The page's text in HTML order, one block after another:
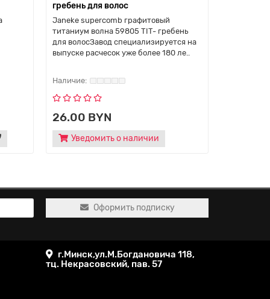
гребень для волос
Janeke supercomb графитовый
титаниум волна 59805 TIT- гребень
для волосЗавод специализируется на
выпуске расчесок уже более 180 ле..
26.00 BYN
Уведомить о наличии
Оформить подписку
г.Минск,ул.М.Богдановича 118,
тц. Некрасовский, пав. 57